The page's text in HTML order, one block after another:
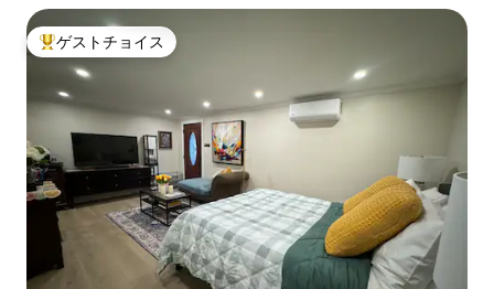
大好評のゲストチョイスです。
ゲストチョイス